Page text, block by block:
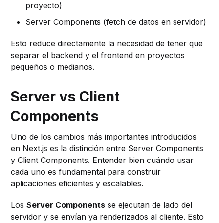
proyecto)
Server Components (fetch de datos en servidor)
Esto reduce directamente la necesidad de tener que
separar el backend y el frontend en proyectos
pequeños o medianos.
Server vs Client
Components
Uno de los cambios más importantes introducidos
en Next.js es la distinción entre Server Components
y Client Components. Entender bien cuándo usar
cada uno es fundamental para construir
aplicaciones eficientes y escalables.
LosServer Components se ejecutan de lado del
servidor y se envían ya renderizados al cliente. Esto